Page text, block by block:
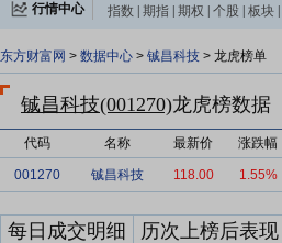
行情中心 指数 期指 期权 个股 板块
东方财富网 > 数据中心 > 铖昌科技 > 龙虎榜单
铖昌科技(001270)龙虎榜数据
代码 名称 最新价 涨跌幅
001270 铖昌科技 118.00 1.55%
每日成交明细 历次上榜后表现